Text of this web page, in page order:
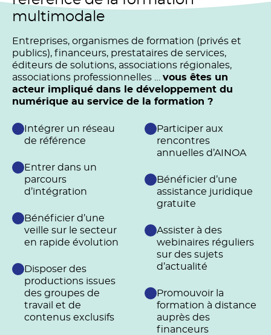
multimodale
Entreprises, organismes de formation (privés et
publics), financeurs, prestataires de services,
éditeurs de solutions, associations régionales,
associations professionnelles … vous êtes un
acteur impliqué dans le développement du
numérique au service de la formation ?
Intégrer un réseau
de référence
Entrer dans un
parcours
d’intégration
Bénéficier d’une
veille sur le secteur
en rapide évolution
Disposer des
productions issues
des groupes de
travail et de
contenus exclusifs
Participer aux
rencontres
annuelles d’AINOA
Bénéficier d’une
assistance juridique
gratuite
Assister à des
webinaires réguliers
sur des sujets
d’actualité
Promouvoir la
formation à distance
auprès des
financeurs